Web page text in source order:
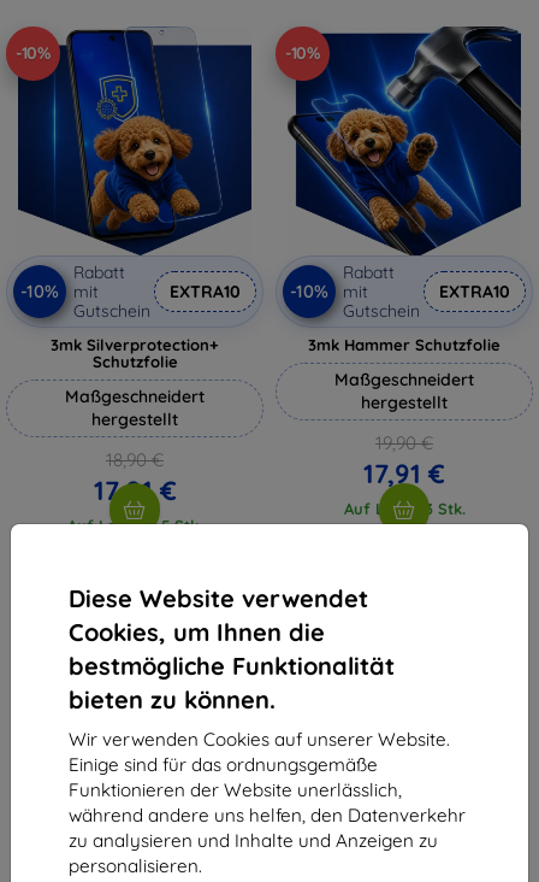
Diese Website verwendet
Cookies, um Ihnen die
bestmögliche Funktionalität
bieten zu können.
Wir verwenden Cookies auf unserer Website.
Einige sind für das ordnungsgemäße
Funktionieren der Website unerlässlich,
während andere uns helfen, den Datenverkehr
zu analysieren und Inhalte und Anzeigen zu
personalisieren.
-10%
-10%
Rabatt
mit
Gutschein
EXTRA10
3mk Silverprotection+
Schutzfolie
Maßgeschneidert
hergestellt
18,90 €
17,01 €
Auf Lager > 5 Stk.
-10%
-10%
Rabatt
mit
Gutschein
EXTRA10
3mk Hammer Schutzfolie
Maßgeschneidert
hergestellt
19,90 €
17,91 €
Auf Lager 3 Stk.
vom ganzen
Shield-Sk s.r.o.